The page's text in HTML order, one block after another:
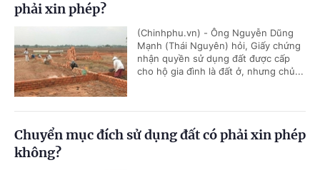
phải xin phép?
(Chinhphu.vn) - Ông Nguyễn Dũng
Mạnh (Thái Nguyên) hỏi, Giấy chứng
nhận quyền sử dụng đất được cấp
cho hộ gia đình là đất ở, nhưng chủ...
Chuyển mục đích sử dụng đất có phải xin phép
không?